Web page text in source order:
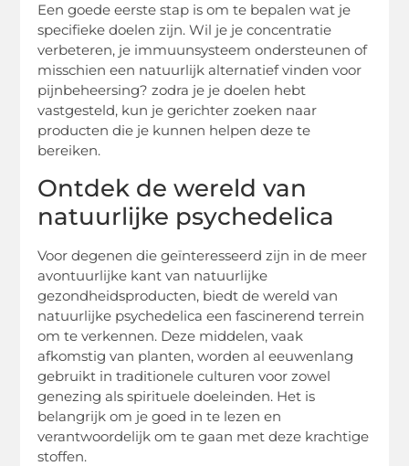
Een goede eerste stap is om te bepalen wat je
specifieke doelen zijn. Wil je je concentratie
verbeteren, je immuunsysteem ondersteunen of
misschien een natuurlijk alternatief vinden voor
pijnbeheersing? zodra je je doelen hebt
vastgesteld, kun je gerichter zoeken naar
producten die je kunnen helpen deze te
bereiken.
Ontdek de wereld van
natuurlijke psychedelica
Voor degenen die geïnteresseerd zijn in de meer
avontuurlijke kant van natuurlijke
gezondheidsproducten, biedt de wereld van
natuurlijke psychedelica een fascinerend terrein
om te verkennen. Deze middelen, vaak
afkomstig van planten, worden al eeuwenlang
gebruikt in traditionele culturen voor zowel
genezing als spirituele doeleinden. Het is
belangrijk om je goed in te lezen en
verantwoordelijk om te gaan met deze krachtige
stoffen.